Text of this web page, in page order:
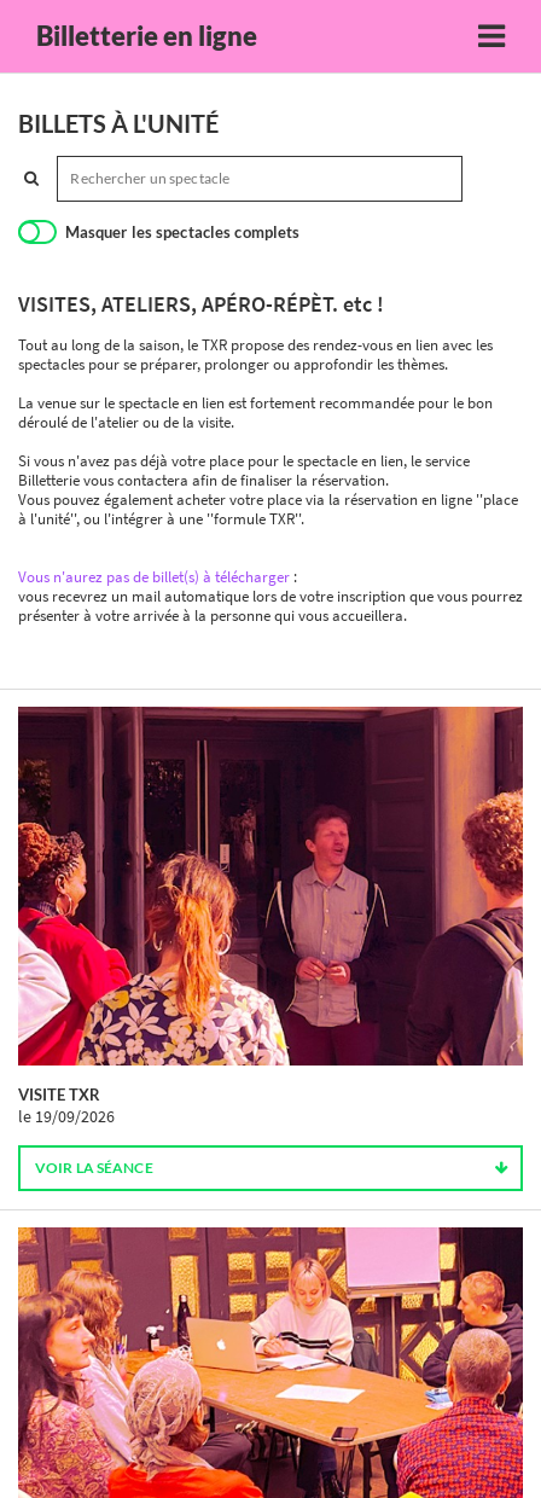
Billetterie en ligne
BILLETS À L'UNITÉ
Masquer les spectacles complets
VISITES, ATELIERS, APÉRO-RÉPÈT. etc !
Tout au long de la saison, le TXR propose des rendez-vous en lien avec les
spectacles pour se préparer, prolonger ou approfondir les thèmes.
La venue sur le spectacle en lien est fortement recommandée pour le bon
déroulé de l'atelier ou de la visite.
Si vous n'avez pas déjà votre place pour le spectacle en lien, le service
Billetterie vous contactera afin de finaliser la réservation.
Vous pouvez également acheter votre place via la réservation en ligne ''place
à l'unité'', ou l'intégrer à une ''formule TXR''.
Vous n'aurez pas de billet(s) à télécharger :
vous recevrez un mail automatique lors de votre inscription que vous pourrez
présenter à votre arrivée à la personne qui vous accueillera.
VISITE TXR
le 19/09/2026
VOIR LA SÉANCE